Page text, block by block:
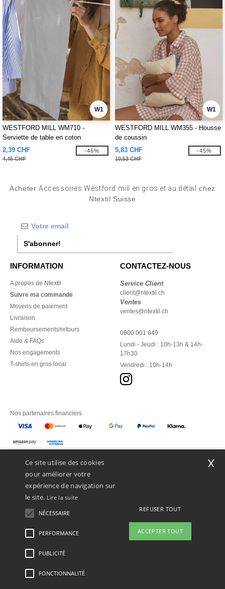
W1
WESTFORD MILL WM710 -
Serviette de table en coton
organique
2,39 CHF
4,45 CHF
-46%
W1
WESTFORD MILL WM355 - Housse
de coussin
5,83 CHF
10,53 CHF
-45%
AcheterAccessoires Westford mill en gros et au détail
chez
Ntextil Suisse
S'abonner!
INFORMATION
A propos de Ntextil
Suivre ma commande
Moyens de paiement
Livraison
Remboursements/retours
Aide & FAQs
Nos engagements
T-shirts en gros local
CONTACTEZ-NOUS
Service Client
client@ntextil.ch
Ventes
ventes@ntextil.ch
0800 001 649
Lundi - Jeudi : 10h-13h & 14h-
17h30
Vendredi : 10h-14h
Nos partenaires financiers
Mentions Légales-Politique de Confidentialité
Copyright 2026 ntextil.ch - Tous droits réservés
Ce site utilise des cookies
pour améliorer votre
expérience de navigation sur
le site. Lire la suite
NÉCESSAIRE
PERFORMANCE
PUBLICITÉ
FONCTIONNALITÉ
REFUSER TOUT
ACCEPTER TOUT
x